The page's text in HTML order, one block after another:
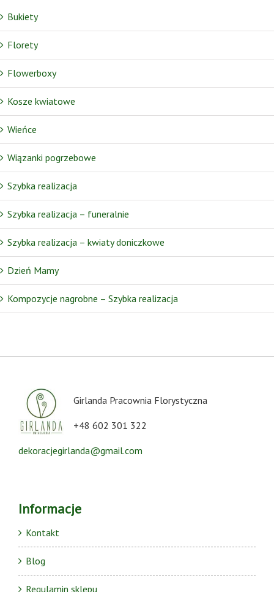
Bukiety
Florety
Flowerboxy
Kosze kwiatowe
Wieńce
Wiązanki pogrzebowe
Szybka realizacja
Szybka realizacja – funeralnie
Szybka realizacja – kwiaty doniczkowe
Dzień Mamy
Kompozycje nagrobne – Szybka realizacja
Girlanda Pracownia Florystyczna
+48 602 301 322
dekoracjegirlanda@gmail.com
Informacje
Kontakt
Blog
Regulamin sklepu